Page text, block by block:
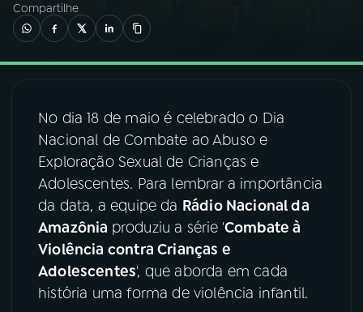
02A RÁDIO
03PROGRAMAÇÃO
04PROGRAMAS
PODCASTS
06VIDEOCASTS
Compartilhe
No dia 18 de maio é celebrado o Dia
Nacional de Combate ao Abuso e
Exploração Sexual de Crianças e
Adolescentes. Para lembrar a importância
da data, a equipe da Rádio Nacional da
Amazônia produziu a série 'Combate à
Violência contra Crianças e
Adolescentes', que aborda em cada
história uma forma de violência infantil.